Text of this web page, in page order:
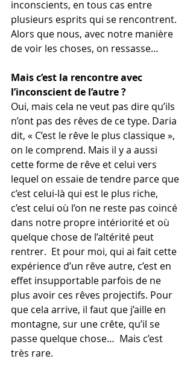
inconscients, en tous cas entre
plusieurs esprits qui se rencontrent.
Alors que nous, avec notre manière
de voir les choses, on ressasse…
Mais c’est la rencontre avec
l’inconscient de l’autre ?
Oui, mais cela ne veut pas dire qu’ils
n’ont pas des rêves de ce type. Daria
dit, « C’est le rêve le plus classique »,
on le comprend. Mais il y a aussi
cette forme de rêve et celui vers
lequel on essaie de tendre parce que
c’est celui-là qui est le plus riche,
c’est celui où l’on ne reste pas coincé
dans notre propre intériorité et où
quelque chose de l’altérité peut
rentrer.  Et pour moi, qui ai fait cette
expérience d’un rêve autre, c’est en
effet insupportable parfois de ne
plus avoir ces rêves projectifs. Pour
que cela arrive, il faut que j’aille en
montagne, sur une crête, qu’il se
passe quelque chose…  Mais c’est
très rare.